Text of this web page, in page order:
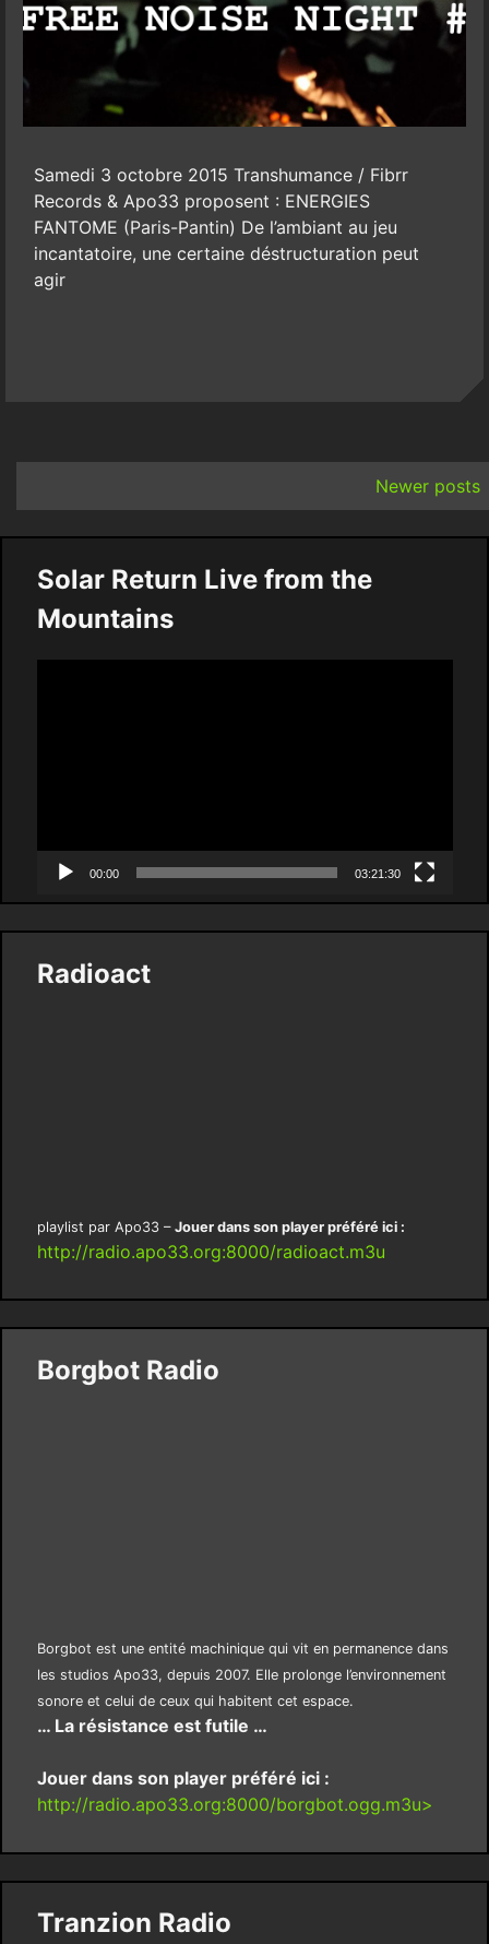
Samedi 3 octobre 2015 Transhumance / Fibrr
Records & Apo33 proposent : ENERGIES
FANTOME (Paris-Pantin) De l’ambiant au jeu
incantatoire, une certaine déstructuration peut
agir
navigation
Newer posts
Solar Return Live from the
Mountains
00:00 03:21:30
Radioact
playlist par Apo33 – Jouer dans son player préféré ici :
http://radio.apo33.org:8000/radioact.m3u
Borgbot Radio
Borgbot est une entité machinique qui vit en permanence dans
les studios Apo33, depuis 2007. Elle prolonge l’environnement
sonore et celui de ceux qui habitent cet espace.
… La résistance est futile …
Jouer dans son player préféré ici :
http://radio.apo33.org:8000/borgbot.ogg.m3u>
Tranzion Radio